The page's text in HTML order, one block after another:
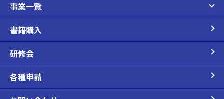
事業一覧
書籍購入
研修会
各種申請